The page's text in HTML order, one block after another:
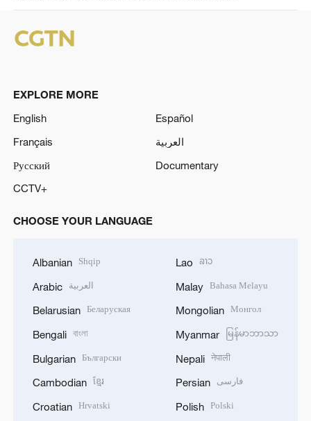
EXPLORE MORE
English
Español
Français
العربية
Русский
Documentary
CCTV+
CHOOSE YOUR LANGUAGE
Albanian Shqip
Arabic العربية
Belarusian Беларуская
Bengali বাংলা
Bulgarian Български
Cambodian ខ្មែរ
Croatian Hrvatski
Lao ລາວ
Malay Bahasa Melayu
Mongolian Монгол
Myanmar မြန်မာဘာသာ
Nepali नेपाली
Persian فارسی
Polish Polski